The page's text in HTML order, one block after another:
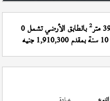
2 بالطابق الأرضي تشمل 0